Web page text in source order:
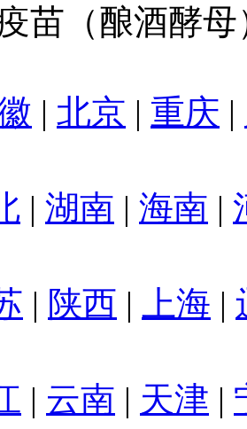
苗（酿酒酵
| 北京 | 重庆 |
| 湖南 | 海南 |
| 陕西 | 上海 |
| 云南 | 天津 |